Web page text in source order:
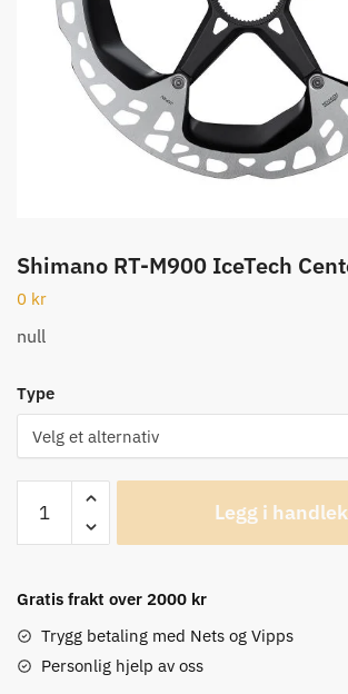
Shimano RT-M900 IceTech
0 kr
null
Type
RT-
M900
Centerlock
Skiver
Legg i
Gratis frakt over 2000 kr
Trygg betaling med Nets og Vipps
Personlig hjelp av oss